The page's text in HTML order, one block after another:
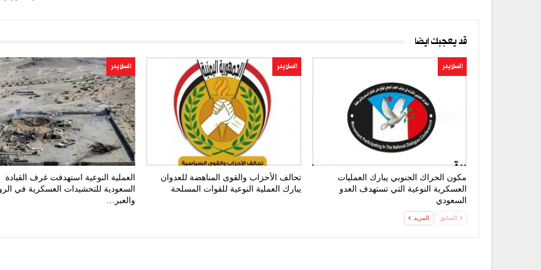
قد يعجبك ايضا
السلايدر
مكون الحراك الجنوبي يبارك العمليات
العسكرية النوعية التي تستهدف العدو
السعودي
السلايدر
تحالف الأحزاب والقوى المناهضة للعدوان
يبارك العملية النوعية للقوات المسلحة
السلايدر
العملية النوعية استهدفت غرف القيادة
السعودية للتحشيدات العسكرية في
والعبر…
السابق المزيد